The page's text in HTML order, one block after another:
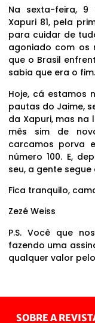
Na sexta-feira, 9
Xapuri 81, pela
para cuidar de
agoniado com os
que o Brasil
sabia que era o fim.
Hoje, cá estamos
pautas do Jaime,
da Xapuri, mas na
mês sim de
carcamos porva
número 100. E,
seu, a gente
Fica tranquilo,
Zezé Weiss
P.S. Você que
fazendo uma
qualquer valor pelo
SOBRE A